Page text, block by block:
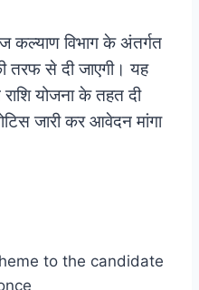
कल्याण विभाग के अंतर्गत
तरफ से दी जाएगी। यह
राशि योजना के तहत दी
जारी कर आवेदन मांगा